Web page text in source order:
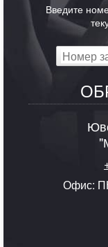
Введите
Офис: